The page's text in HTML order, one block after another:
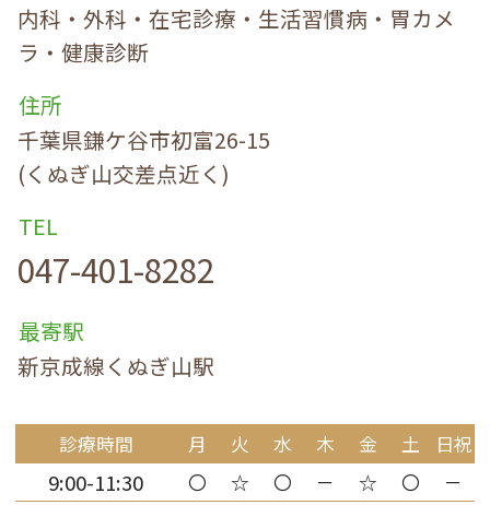
内科・外科・在宅診療・生活習慣病・胃カメ
ラ・健康診断
住所
千葉県鎌ケ谷市初富26-15
(くぬぎ山交差点近く)
TEL
047-401-8282
最寄駅
新京成線くぬぎ山駅
診療時間 月 火 水 木 金 土 日祝
9:00-11:30 〇 ☆ 〇 － ☆ 〇 －